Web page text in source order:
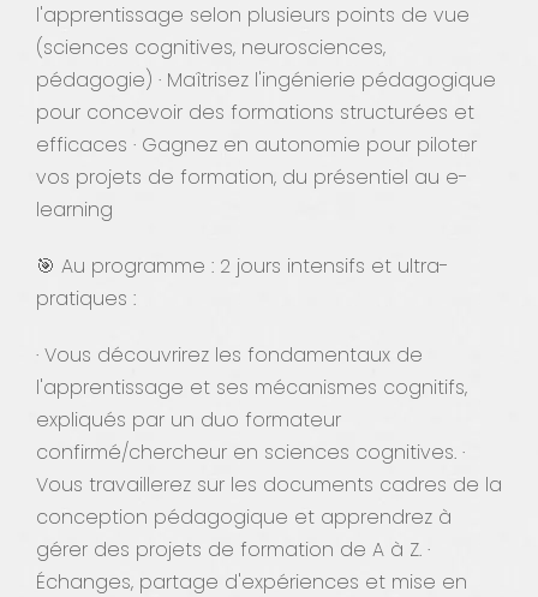
l'apprentissage selon plusieurs points de vue
(sciences cognitives, neurosciences,
pédagogie) · Maîtrisez l'ingénierie pédagogique
pour concevoir des formations structurées et
efficaces · Gagnez en autonomie pour piloter
vos projets de formation, du présentiel au e-
learning
🎯 Au programme : 2 jours intensifs et ultra-
pratiques :
· Vous découvrirez les fondamentaux de
l'apprentissage et ses mécanismes cognitifs,
expliqués par un duo formateur
confirmé/chercheur en sciences cognitives. ·
Vous travaillerez sur les documents cadres de la
conception pédagogique et apprendrez à
gérer des projets de formation de A à Z. ·
Échanges, partage d'expériences et mise en